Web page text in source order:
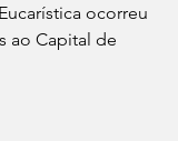
ocorreu
ao Capital de